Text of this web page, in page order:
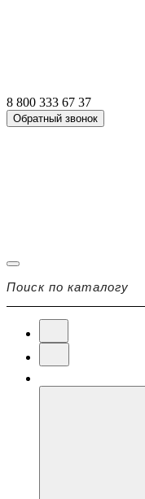
8 800 333 67 37
Обратный звонок